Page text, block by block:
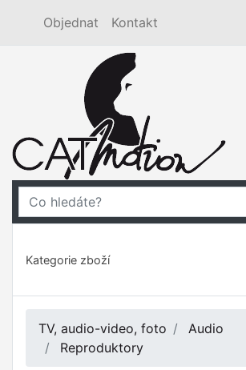
Objednat Kontakt
Kategorie zboží
TV, audio-video, foto
Audio
Reproduktory